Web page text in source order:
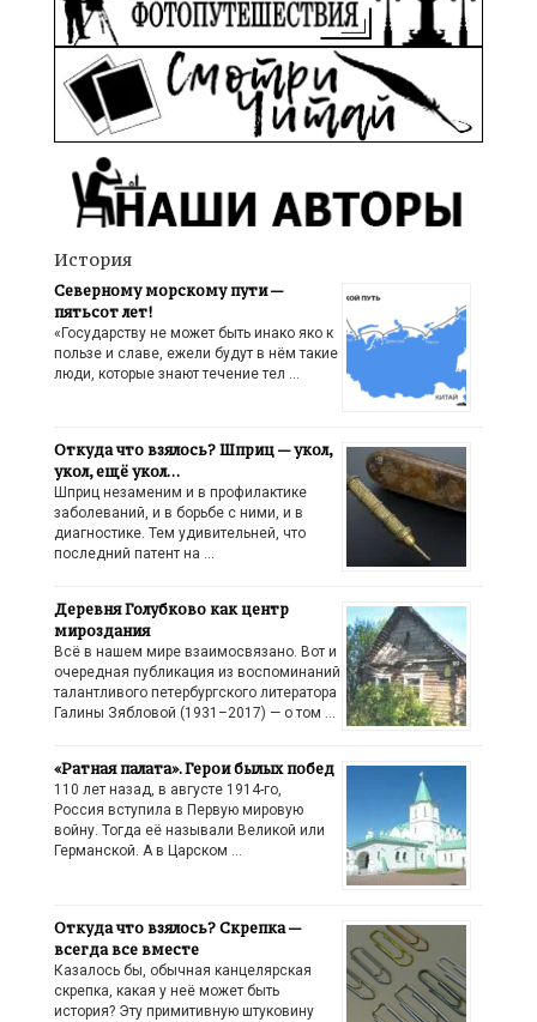
История
Северному морскому пути —
пятьсот лет!
«Государству не может быть инако яко к
пользе и славе, ежели будут в нём такие
люди, которые знают течение тел …
Откуда что взялось? Шприц — укол,
укол, ещё укол…
Шприц незаменим и в профилактике
заболеваний, и в борьбе с ними, и в
диагностике. Тем удивительней, что
последний патент на …
Деревня Голубково как центр
мироздания
Всё в нашем мире взаимосвязано. Вот и
очередная публикация из воспоминаний
талантливого петербургского литератора
Галины Зябловой (1931–2017) — о том …
«Ратная палата». Герои былых побед
110 лет назад, в августе 1914-го,
Россия вступила в Первую мировую
войну. Тогда её называли Великой или
Германской. А в Царском …
Откуда что взялось? Скрепка —
всегда все вместе
Казалось бы, обычная канцелярская
скрепка, какая у неё может быть
история? Эту примитивную штуковину